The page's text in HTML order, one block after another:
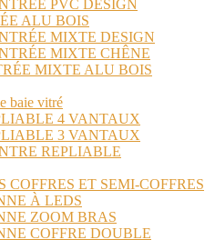
PVC DESIGN
ALU BOIS
MIXTE DESIGN
MIXTE CHÊNE
MIXTE ALU BOIS
baie vitré
4 VANTAUX
3 VANTAUX
REPLIABLE
COFFRES ET SEMI-COFFRES
À LEDS
ZOOM BRAS
COFFRE DOUBLE